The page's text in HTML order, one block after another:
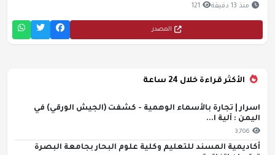
منذ 13 دقيقة 121
المصدر
الأكثر قراءة خلال 24 ساعة
اسرار | تجارة بالأسماء الوهمية - كشفت (الجيش الورقي) في
اليمن : آلية ا...
3,706
أكاديمية المسند للتعليم وكلية علوم البحار بجامعة البصرة